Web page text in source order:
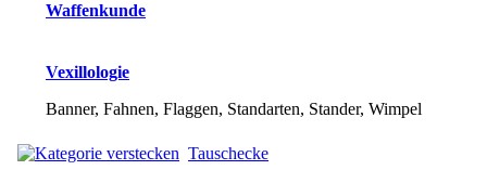
Waffenkunde
Vexillologie
Banner, Fahnen, Flaggen, Standarten, Stander, Wimpel
Tauschecke